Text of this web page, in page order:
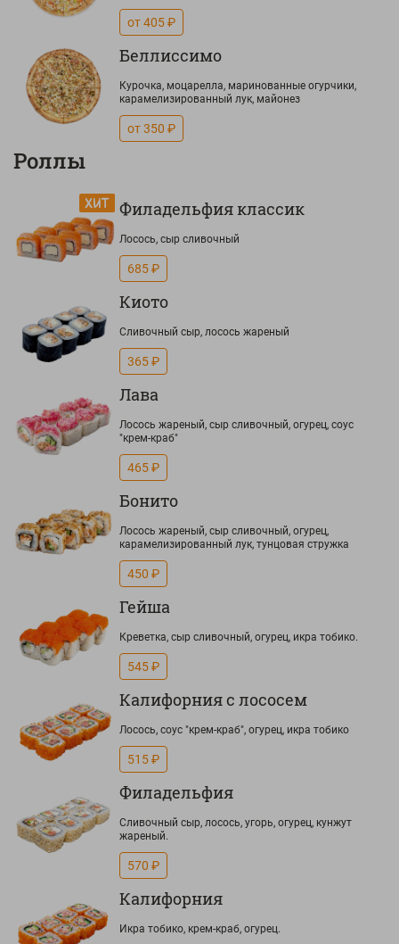
от 405 ₽
Беллиссимо
Курочка, моцарелла, маринованные огурчики,
карамелизированный лук, майонез
от 350 ₽
Роллы
Филадельфия классик
Лосось, сыр сливочный
685 ₽
Киото
Сливочный сыр, лосось жареный
365 ₽
Лава
Лосось жареный, сыр сливочный, огурец, соус
"крем-краб"
465 ₽
Бонито
Лосось жареный, сыр сливочный, огурец,
карамелизированный лук, тунцовая стружка
450 ₽
Гейша
Креветка, сыр сливочный, огурец, икра тобико.
545 ₽
Калифорния с лососем
Лосось, соус "крем-краб", огурец, икра тобико
515 ₽
Филадельфия
Сливочный сыр, лосось, угорь, огурец, кунжут
жареный.
570 ₽
Калифорния
Икра тобико, крем-краб, огурец.